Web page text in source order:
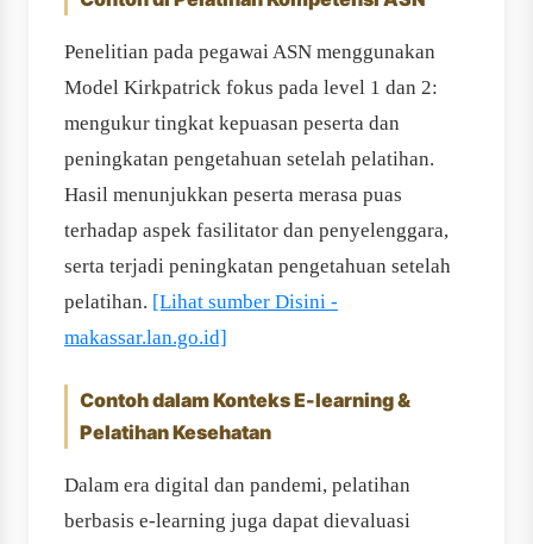
Penelitian pada pegawai ASN menggunakan
Model Kirkpatrick fokus pada level 1 dan 2:
mengukur tingkat kepuasan peserta dan
peningkatan pengetahuan setelah pelatihan.
Hasil menunjukkan peserta merasa puas
terhadap aspek fasilitator dan penyelenggara,
serta terjadi peningkatan pengetahuan setelah
pelatihan. [Lihat sumber Disini -
makassar.lan.go.id]
Contoh dalam Konteks E-learning &
Pelatihan Kesehatan
Dalam era digital dan pandemi, pelatihan
berbasis e-learning juga dapat dievaluasi